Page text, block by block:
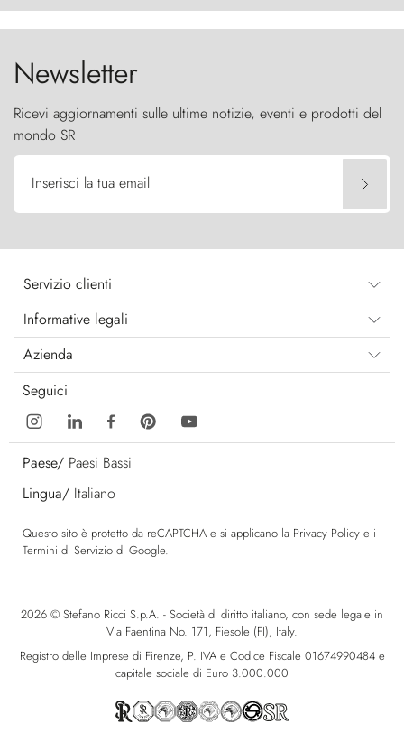
cielo come sentinelle di pietra.
Newsletter
Ricevi aggiornamenti sulle ultime notizie, eventi e prodotti del
mondo SR
Inserisci la tua email
Servizio clienti
Informative legali
Azienda
Seguici
Paese/ Paesi Bassi
Lingua/ Italiano
Questo sito è protetto da reCAPTCHA e si applicano la Privacy Policy e i
Termini di Servizio di Google.
2026 © Stefano Ricci S.p.A. - Società di diritto italiano, con sede legale in
Via Faentina No. 171, Fiesole (FI), Italy.
Registro delle Imprese di Firenze, P. IVA e Codice Fiscale 01674990484 e
capitale sociale di Euro 3.000.000